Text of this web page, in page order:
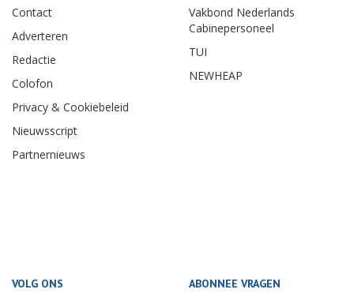
Contact
Adverteren
Redactie
Colofon
Privacy & Cookiebeleid
Nieuwsscript
Partnernieuws
Vakbond Nederlands
Cabinepersoneel
TUI
NEWHEAP
VOLG ONS ABONNEE VRAGEN